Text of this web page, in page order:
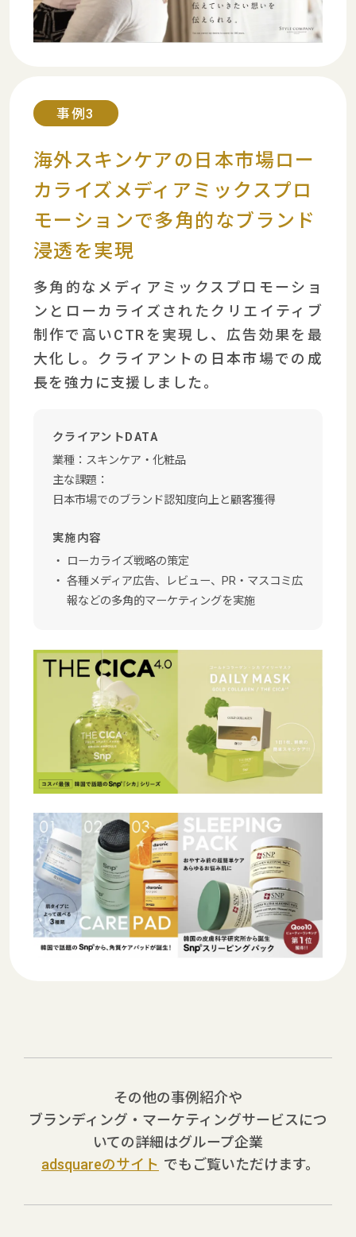
事例3
海外スキンケアの日本市場ロー
カライズメディアミックスプロ
モーションで多角的なブランド
浸透を実現
多角的なメディアミックスプロモーショ
ンとローカライズされたクリエイティブ
制作で高いCTRを実現し、広告効果を最
大化し。クライアントの日本市場での成
長を強力に支援しました。
クライアントDATA
業種： スキンケア・化粧品
主な課題：
日本市場でのブランド認知度向上と顧客獲得
実施内容
ローカライズ戦略の策定
各種メディア広告、レビュー、PR・マスコミ広
報などの多角的マーケティングを実施
その他の事例紹介や
ブランディング・マーケティングサービスにつ
いての詳細はグループ企業
adsquareのサイト でもご覧いただけます。